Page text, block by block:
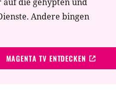
Andere bingen
MAGENTA TV ENTDECKEN